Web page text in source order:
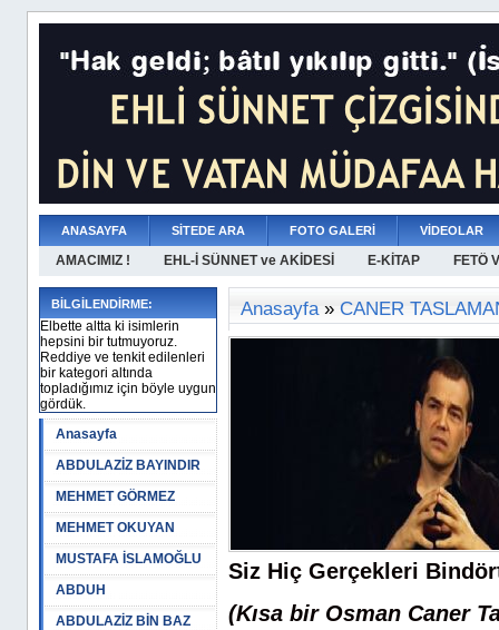
ANASAYFA SİTEDE ARA FOTO GALERİ VİDEOLAR
AMACIMIZ ! EHL-İ SÜNNET ve AKİDESİ E-KİTAP FETÖ
BİLGİLENDİRME:
Elbette altta ki isimlerin
hepsini bir tutmuyoruz.
Reddiye ve tenkit edilenleri
bir kategori altında
topladığımız için böyle uygun
gördük.
Anasayfa
ABDULAZİZ BAYINDIR
MEHMET GÖRMEZ
MEHMET OKUYAN
MUSTAFA İSLAMOĞLU
ABDUH
ABDULAZİZ BİN BAZ
Anasayfa» CANER
Siz Hiç Gerçekleri
(Kısa bir Osman Caner